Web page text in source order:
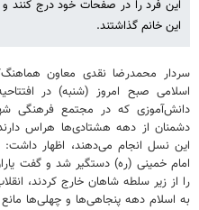
این فرد را در صفحات خود درج کنند
این خانم گذاشتند.
سردار محمدرضا نقدی معاون
اسلامی صبح امروز (شنبه) در
دانش‌آموزی که در مجتمع فرهنگی
دشمنان از دهه هشتادی‌ها هراس
امام خمینی (ره) دستگیر شد و گفت
را از زیر سلطه شاهان خارج کردند،
به اسلام دهه پنجاهی‌ها و چهلی‌ها